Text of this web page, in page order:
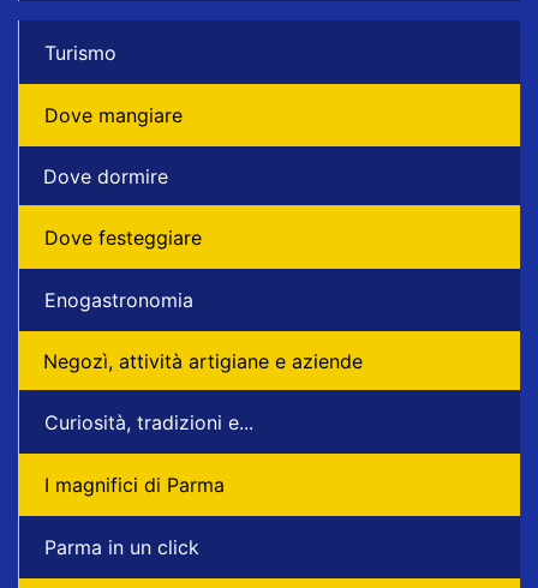
Turismo
Dove mangiare
Dove dormire
Dove festeggiare
Enogastronomia
Negozì, attività artigiane e aziende
Curiosità, tradizioni e...
I magnifici di Parma
Parma in un click